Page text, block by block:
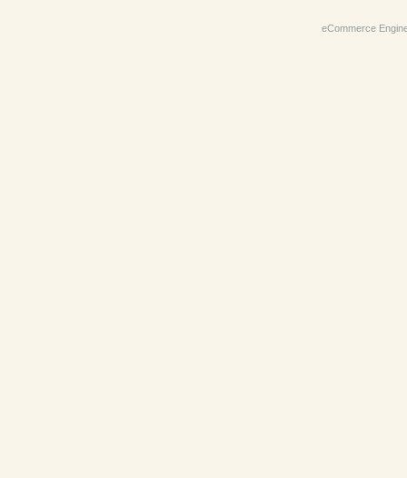
eCommerce